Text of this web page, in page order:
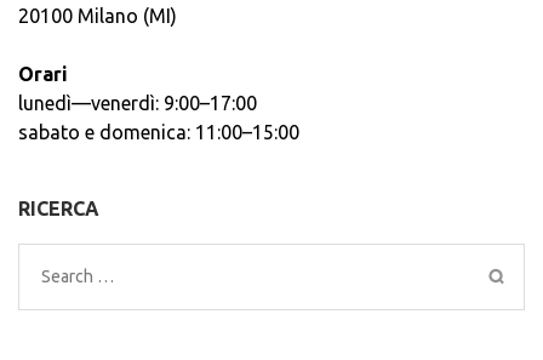
20100 Milano (MI)
Orari
lunedì—venerdì: 9:00–17:00
sabato e domenica: 11:00–15:00
RICERCA
Search
for: